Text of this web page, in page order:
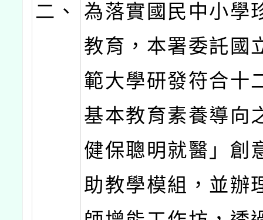
二、
為落實國民中小學
教育，本署委託國
範大學研發符合十
基本教育素養導向
健保聰明就醫」創
助教學模組，並辦